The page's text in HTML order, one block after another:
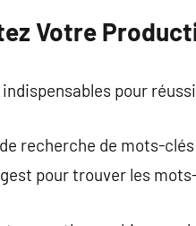
Votre
pour
recherche de mots-
pour trouver les